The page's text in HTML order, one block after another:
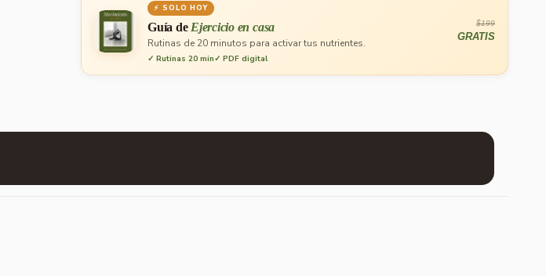
⚡ SOLO HOY
Guía de Ejercicio en casa
Rutinas de 20 minutos para activar tus nutrientes.
✓ Rutinas 20 min✓ PDF digital
$199
GRATIS